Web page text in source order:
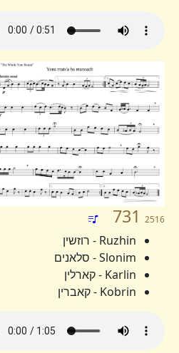
731 2516
Ruzhin - רוזשין
Slonim - סלאנים
Karlin - קארלין
Kobrin - קאברין